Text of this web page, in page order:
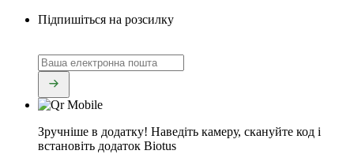
Підпишіться на розсилку
Зручніше в додатку! Наведіть камеру, скануйте код і
встановіть додаток Biotus